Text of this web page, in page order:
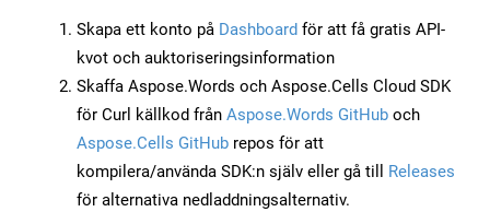
Skapa ett konto på Dashboard för att få gratis API-
kvot och auktoriseringsinformation
Skaffa Aspose.Words och Aspose.Cells Cloud SDK
för Curl källkod från Aspose.Words GitHub och
Aspose.Cells GitHub repos för att
kompilera/använda SDK:n själv eller gå till Releases
för alternativa nedladdningsalternativ.